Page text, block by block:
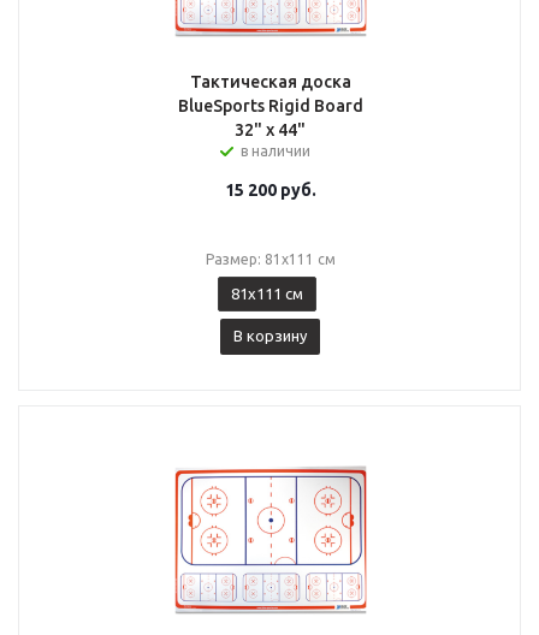
Тактическая доска
BlueSports Rigid Board
32" x 44"
в наличии
15 200руб.
Размер: 81x111 см
81x111 см
В корзину